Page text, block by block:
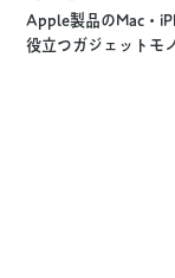
Apple製品のMac・
役立つガジェットモ